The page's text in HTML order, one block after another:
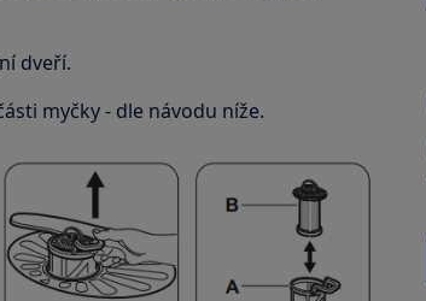
dveří.
myčky - dle návodu níže.